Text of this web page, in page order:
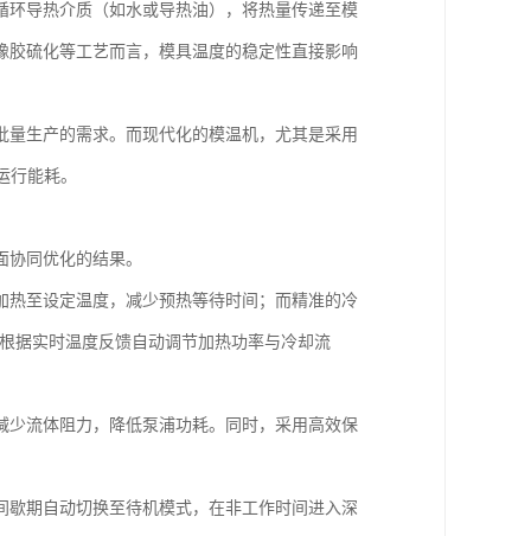
导热介质（如水或导热油），将热量传递至模
硫化等工艺而言，模具温度的稳定性直接影响
生产的需求。而现代化的模温机，尤其是采用
能耗。
同优化的结果。
至设定温度，减少预热等待时间；而精准的冷
据实时温度反馈自动调节加热功率与冷却流
流体阻力，降低泵浦功耗。同时，采用高效保
期自动切换至待机模式，在非工作时间进入深